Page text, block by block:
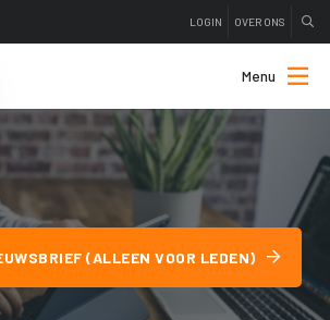
LOGIN OVER ONS
Menu
(ALLEEN VOOR LEDEN)